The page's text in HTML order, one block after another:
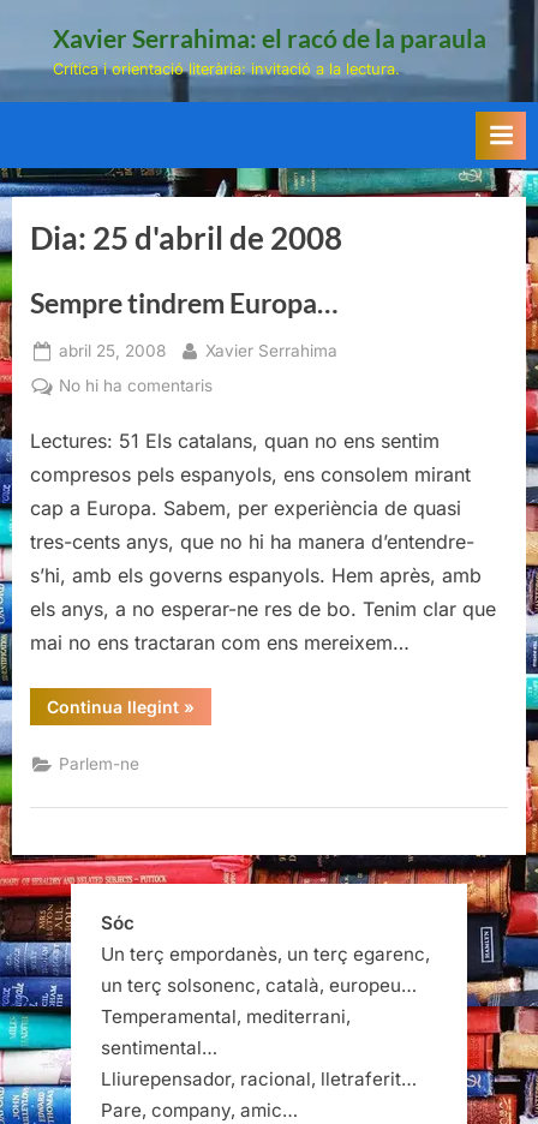
Xavier Serrahima: el racó de la paraula
Crítica i orientació literària: invitació a la lectura.
Dia: 25 d'abril de 2008
Sempre tindrem Europa…
Posted
on
abril 25, 2008 By
Xavier Serrahima
No hi ha comentarisa
tindrem
Europa…
Lectures: 51 Els catalans, quan no ens sentim
compresos pels espanyols, ens consolem mirant
cap a Europa. Sabem, per experiència de quasi
tres-cents anys, que no hi ha manera d’entendre-
s’hi, amb els governs espanyols. Hem après, amb
els anys, a no esperar-ne res de bo. Tenim clar que
mai no ens tractaran com ens mereixem…
Continua llegint“Sempre
tindrem
»
Parlem-ne
Sóc
Un terç empordanès, un terç egarenc,
un terç solsonenc, català, europeu…
Temperamental, mediterrani,
sentimental…
Lliurepensador, racional, lletraferit…
Pare, company, amic…